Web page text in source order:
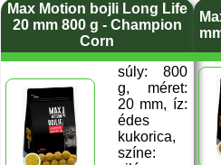
Max Motion bojli Long Life
20 mm 800 g - Champion
Corn
súly: 800
g, méret:
20 mm, íz:
édes
kukorica,
színe: